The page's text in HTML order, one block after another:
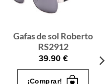
Gafas de sol Roberto
RS2912
39.90 €
¡Comprar!